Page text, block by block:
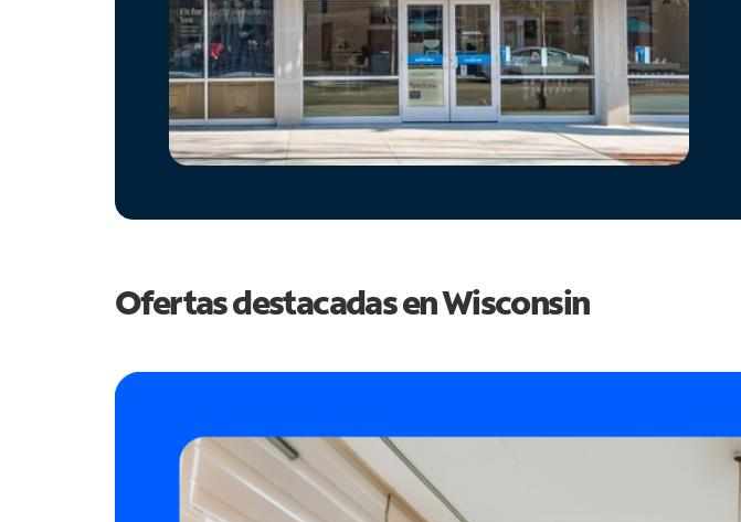
Ofertas destacadas enWisconsin